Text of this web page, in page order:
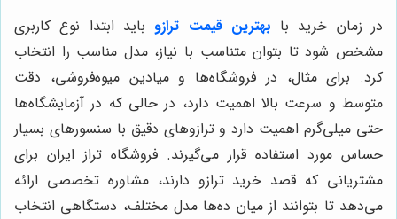
در زمان خرید با بهترین قیمت ترازو باید ابتدا نوع کاربری
مشخص شود تا بتوان متناسب با نیاز، مدل مناسب را انتخاب
کرد. برای مثال، در فروشگاه‌ها و میادین میوه‌فروشی، دقت
متوسط و سرعت بالا اهمیت دارد، در حالی که در آزمایشگاه‌ها
حتی میلی‌گرم اهمیت دارد و ترازوهای دقیق با سنسورهای بسیار
حساس مورد استفاده قرار می‌گیرند. فروشگاه تراز ایران برای
مشتریانی که قصد خرید ترازو دارند، مشاوره تخصصی ارائه
می‌دهد تا بتوانند از میان ده‌ها مدل مختلف، دستگاهی انتخاب